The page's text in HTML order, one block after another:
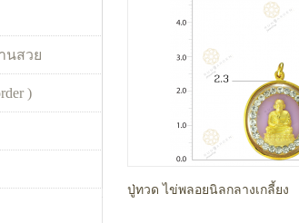
นสวย
)
ปู่ทวด ไข่พลอยนิลกลางเกลี้ยง